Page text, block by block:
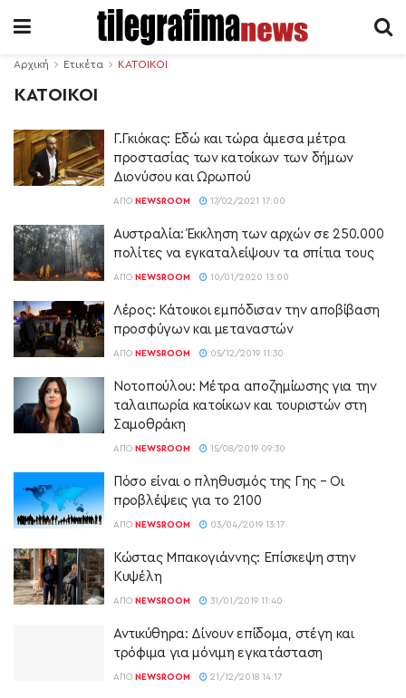
Αρχική Ετικέτα ΚΑΤΟΙΚΟΙ
ΚΑΤΟΙΚΟΙ
Γ.Γκιόκας: Εδώ και τώρα άμεσα μέτρα
προστασίας των κατοίκων των δήμων
Διονύσου και Ωρωπού
ΑΠΌ NEWSROOM 17/02/2021 17:00
Αυστραλία: Έκκληση των αρχών σε 250.000
πολίτες να εγκαταλείψουν τα σπίτια τους
ΑΠΌ NEWSROOM 10/01/2020 13:00
Λέρος: Κάτοικοι εμπόδισαν την αποβίβαση
προσφύγων και μεταναστών
ΑΠΌ NEWSROOM 05/12/2019 11:30
Νοτοπούλου: Μέτρα αποζημίωσης για την
ταλαιπωρία κατοίκων και τουριστών στη
Σαμοθράκη
ΑΠΌ NEWSROOM 15/08/2019 09:30
Πόσο είναι ο πληθυσμός της Γης – Οι
προβλέψεις για το 2100
ΑΠΌ NEWSROOM 03/04/2019 13:17
Κώστας Μπακογιάννης: Επίσκεψη στην
Κυψέλη
ΑΠΌ NEWSROOM 31/01/2019 11:40
Αντικύθηρα: Δίνουν επίδομα, στέγη και
τρόφιμα για μόνιμη εγκατάσταση
ΑΠΌ NEWSROOM 21/12/2018 14:17